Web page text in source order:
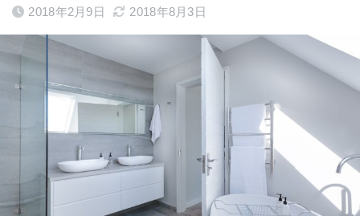
2018年2月9日 2018年8月3日